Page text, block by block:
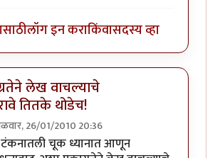
लॉग इन कराकिंवासदस्य व्हा
लेख वाचल्याचे
तितके थोडेच!
26/01/2010 20:36
चांगला उपक्रमbyचिरोटा
चूक ध्यानात आणून